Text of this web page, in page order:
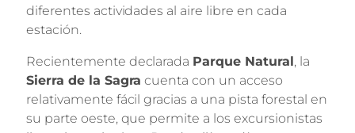
diferentes actividades al aire libre en cada
estación.
Recientemente declarada Parque Natural, la
Sierra de la Sagra cuenta con un acceso
relativamente fácil gracias a una pista forestal en
su parte oeste, que permite a los excursionistas